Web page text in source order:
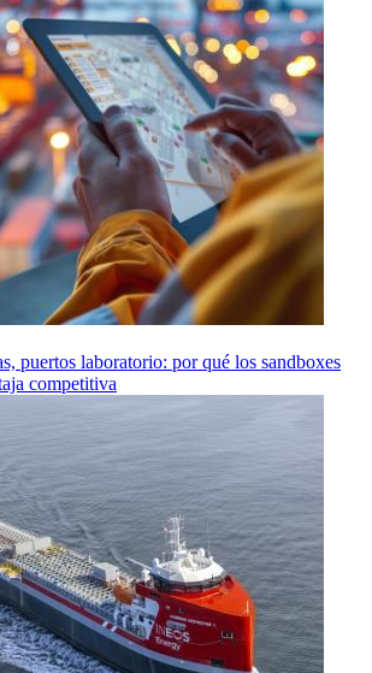
puertos laboratorio: por qué los sandboxes
competitiva